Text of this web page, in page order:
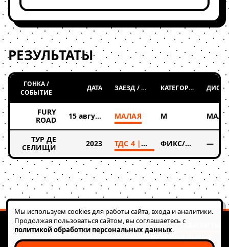
РЕЗУЛЬТАТЫ
ГОНКА /
СОБЫТИЕ
ДАТА ЗАЕЗД / ТАБЛИЦА КАТЕГОРИЯ
FURY
ROAD
15 августа 2025 МАЛАЯ М
ТУР ДЕ
СЕЛИЩИ
2023 ТДС 4 | 2023 ФИКС/СИНГЛ —
© 2026 FATRACING
АВТОНОМНАЯ НЕКОММЕРЧЕСКАЯ ОРГАНИЗАЦИЯ
РЕКВИЗИТЫ
ПЕРСОНАЛЬНЫЕ
Мы используем cookies для работы сайта, входа и аналитики.
Продолжая пользоваться сайтом, вы соглашаетесь с
политикой обработки персональных данных.